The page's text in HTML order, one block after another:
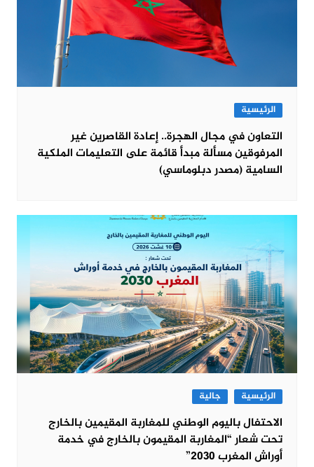
الرئيسية
التعاون في مجال الهجرة.. إعادة القاصرين غير
المرفوقين مسألة مبدأ قائمة على التعليمات الملكية
السامية (مصدر دبلوماسي)
الرئيسية جالية
الاحتفال باليوم الوطني للمغاربة المقيمين بالخارج
تحت شعار “المغاربة المقيمون بالخارج في خدمة
أوراش المغرب 2030”